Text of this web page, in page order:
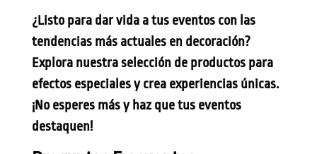
¿Listo para dar vida a tus eventos con las
tendencias más actuales en decoración?
Explora nuestra selección de productos para
efectos especiales y crea experiencias únicas.
¡No esperes más y haz que tus eventos
destaquen!